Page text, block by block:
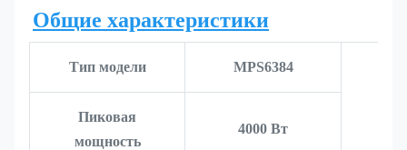
Общие характеристики
Тип модели MPS6384
Пиковая
мощность
4000 Вт